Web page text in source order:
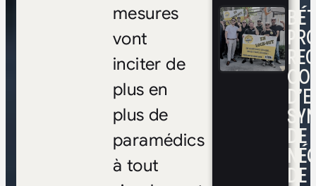
DE
DE
mesures
vont
inciter de
plus en
plus de
paramédics
à tout